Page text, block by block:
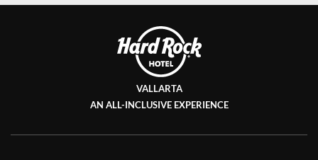
VALLARTA
AN ALL-INCLUSIVE EXPERIENCE